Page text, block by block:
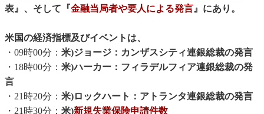
表』、そして『金融当局者や要人による発言』にあり。
米国の経済指標及びイベントは、
・09時00分： 米)ジョージ：カンザスシティ連銀総裁の発言
・18時00分： 米)ハーカー：フィラデルフィア連銀総裁の発
言
・21時20分： 米)ロックハート：アトランタ連銀総裁の発言
・21時30分： 米)新規失業保険申請件数